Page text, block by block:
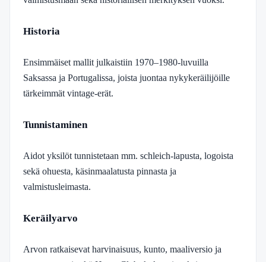
Historia
Ensimmäiset mallit julkaistiin 1970–1980-luvuilla
Saksassa ja Portugalissa, joista juontaa nykykeräilijöille
tärkeimmät vintage-erät.
Tunnistaminen
Aidot yksilöt tunnistetaan mm. schleich-lapusta, logoista
sekä ohuesta, käsinmaalatusta pinnasta ja
valmistusleimasta.
Keräilyarvo
Arvon ratkaisevat harvinaisuus, kunto, maaliversio ja